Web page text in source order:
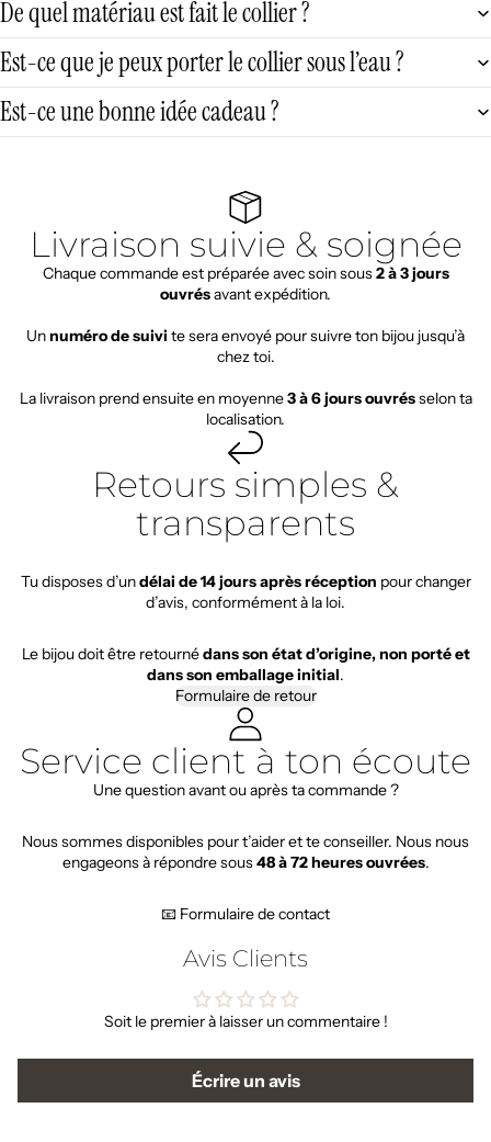
De quel matériau est fait le collier ?
Est-ce que je peux porter le collier sous l’eau ?
Est-ce une bonne idée cadeau ?
Livraison suivie & soignée
Chaque commande est préparée avec soin sous2 à 3 jours
ouvrésavant expédition.
Unnuméro de suivi te sera envoyé pour suivre ton bijou jusqu’à
chez toi.
La livraison prend ensuite en moyenne3 à 6 jours ouvrésselon ta
localisation.
Retours simples &
transparents
Tu disposes d’undélai de 14 jours après réception pour changer
d’avis, conformément à la loi.
Le bijou doit être retournédans son état d’origine, non porté et
dans son emballage initial.
Formulaire de retour
Service client à ton écoute
Une question avant ou après ta commande ?
Nous sommes disponibles pour t’aider et te conseiller. Nous nous
engageons à répondre sous48 à 72 heures ouvrées.
📧 Formulaire de contact
Avis Clients
Soit le premier à laisser un commentaire !
Écrire un avis